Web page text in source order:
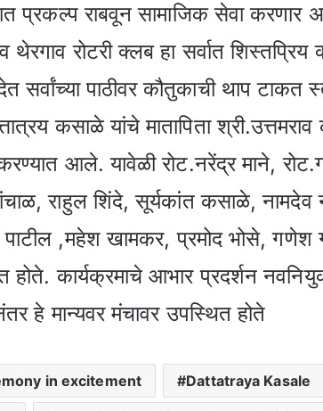
प्रकल्प राबवून सामाजिक सेवा करणार
थेरगाव रोटरी क्लब हा सर्वात
सर्वांच्या पाठीवर कौतुकाची थाप टाकत
कसाळे यांचे मातापिता
आले. यावेळी रोट.नरेंद्र माने,
राहुल शिंदे, सूर्यकांत कसाळे,
,महेश खामकर, प्रमोद भोसे, गणेश
होते. कार्यक्रमाचे आभार प्रदर्शन
हे मान्यवर मंचावर उपस्थित होते
in excitement Dattatraya Kasale